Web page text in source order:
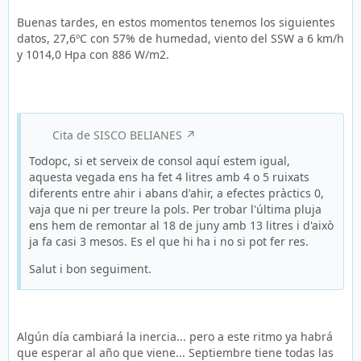
Buenas tardes, en estos momentos tenemos los siguientes
datos, 27,6ºC con 57% de humedad, viento del SSW a 6 km/h
y 1014,0 Hpa con 886 W/m2.
Cita de SISCO BELIANES
Todopc, si et serveix de consol aquí estem igual,
aquesta vegada ens ha fet 4 litres amb 4 o 5 ruixats
diferents entre ahir i abans d'ahir, a efectes pràctics 0,
vaja que ni per treure la pols. Per trobar l'última pluja
ens hem de remontar al 18 de juny amb 13 litres i d'això
ja fa casi 3 mesos. Es el que hi ha i no si pot fer res.
Salut i bon seguiment.
Algún día cambiará la inercia... pero a este ritmo ya habrá
que esperar al año que viene... Septiembre tiene todas las